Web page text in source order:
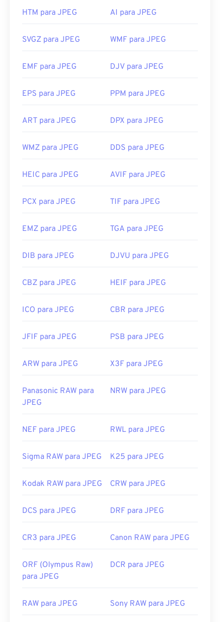
visualizador de imagens, editor de imagens ou
aplicativo específico para abrir o arquivo, clique
com" para fazer sua seleção.
navegadores populares, como o Chrome, em
Group
Lançamento inicial:
18 de setembro de 1992
https://en.wikipedia.org/wiki/JPEG
HTM para JPEG AI para JPEG
SVGZ para JPEG WMF para JPEG
EMF para JPEG DJV para JPEG
EPS para JPEG PPM para JPEG
ART para JPEG DPX para JPEG
WMZ para JPEG DDS para JPEG
HEIC para JPEG AVIF para JPEG
PCX para JPEG TIF para JPEG
EMZ para JPEG TGA para JPEG
DIB para JPEG DJVU para JPEG
CBZ para JPEG HEIF para JPEG
ICO para JPEG CBR para JPEG
JFIF para JPEG PSB para JPEG
ARW para JPEG X3F para JPEG
Panasonic RAW para
JPEG
NRW para JPEG
NEF para JPEG RWL para JPEG
Sigma RAW para JPEG K25 para JPEG
Kodak RAW para JPEG CRW para JPEG
DCS para JPEG DRF para JPEG
CR3 para JPEG Canon RAW para JPEG
ORF (Olympus Raw)
para JPEG
DCR para JPEG
RAW para JPEG Sony RAW para JPEG